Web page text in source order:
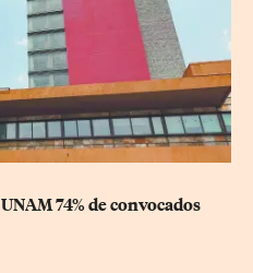
74% de convocados